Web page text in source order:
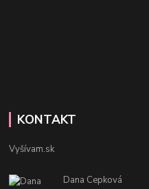
KONTAKT
Vyšívam.sk
Dana Cepková